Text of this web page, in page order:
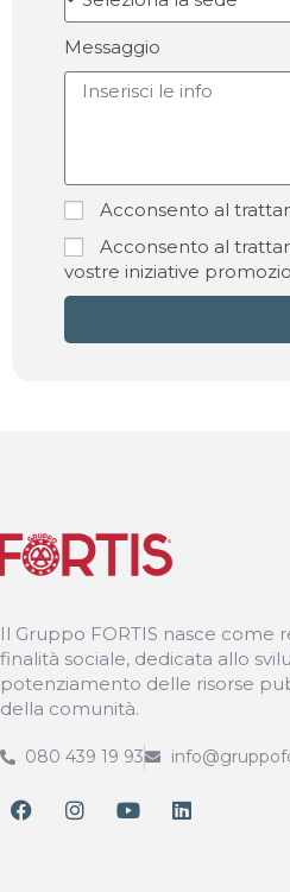
Messaggio
Acconsento al
Acconsento al
vostre iniziative
Il Gruppo FORTIS nasce come
finalità sociale, dedicata allo
potenziamento delle risorse
della comunità.
080 439 19 93